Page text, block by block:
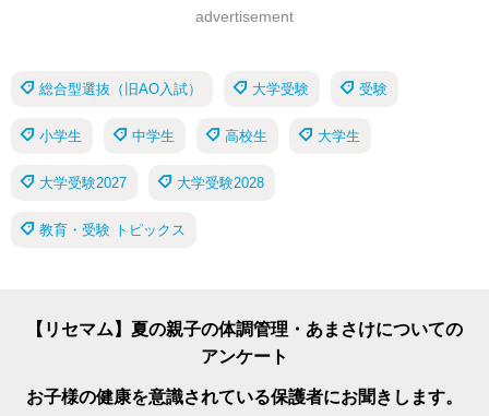
advertisement
総合型選抜（旧AO入試） 大学受験 受験
小学生 中学生 高校生 大学生
大学受験2027 大学受験2028
教育・受験 トピックス
【リセマム】夏の親子の体調管理・あまさけについての
アンケート
お子様の健康を意識されている保護者にお聞きします。